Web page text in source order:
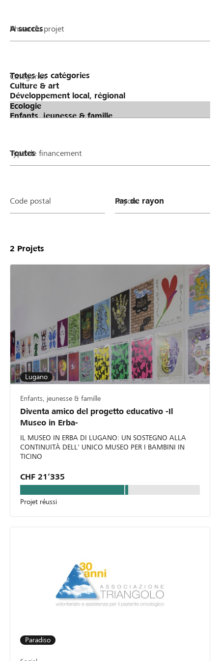
Phase du projet
Catégories
Type de financement
Code postal Rayon
2 Projets
Lugano
Enfants, jeunesse & famille
Diventa amico del progetto educativo -Il
Museo in Erba-
IL MUSEO IN ERBA DI LUGANO: UN SOSTEGNO ALLA
CONTINUITÀ DELL' UNICO MUSEO PER I BAMBINI IN
TICINO
CHF 21’335
Projet réussi
Paradiso